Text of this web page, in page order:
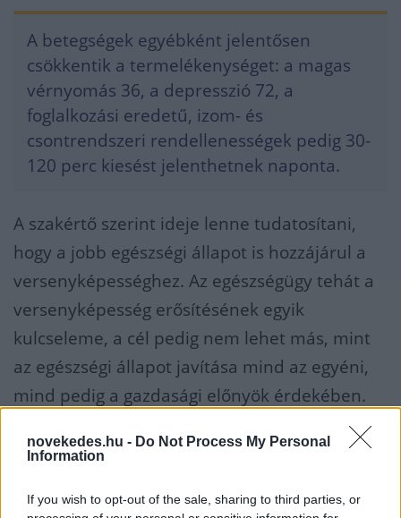
novekedes.hu - Do Not Process My Personal
Information
If you wish to opt-out of the sale, sharing to third parties, or
A betegségek egyébként jelentősen
csökkentik a termelékenységet: a magas
vérnyomás 36, a depresszió 72, a
foglalkozási eredetű, izom- és
csontrendszeri rendellenességek pedig 30-
120 perc kiesést jelenthetnek naponta.
A szakértő szerint ideje lenne tudatosítani,
hogy a jobb egészségi állapot is hozzájárul a
versenyképességhez. Az egészségügy tehát a
versenyképesség erősítésének egyik
kulcseleme, a cél pedig nem lehet más, mint
az egészségi állapot javítása mind az egyéni,
mind pedig a gazdasági előnyök érdekében.
MNB MKT
TÁRSADALOMBIZTOSÍTÁS VÁRHATÓ ÉLETTARTAM